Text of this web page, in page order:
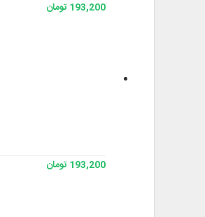
193,200 تومان
193,200 تومان